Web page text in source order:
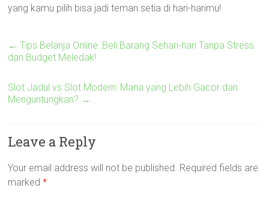
yang kamu pilih bisa jadi teman setia di hari-harimu!
← Tips Belanja Online: Beli Barang Sehari-hari Tanpa Stress
dan Budget Meledak!
Slot Jadul vs Slot Modern: Mana yang Lebih Gacor dan
Menguntungkan? →
Leave a Reply
Your email address will not be published. Required fields are
marked*